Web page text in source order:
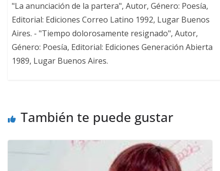
"La anunciación de la partera", Autor, Género: Poesía,
Editorial: Ediciones Correo Latino 1992, Lugar Buenos
Aires. - "Tiempo dolorosamente resignado", Autor,
Género: Poesía, Editorial: Ediciones Generación Abierta
1989, Lugar Buenos Aires.
También te puede gustar